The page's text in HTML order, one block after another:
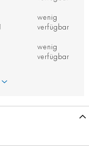
wenig
verfügbar
wenig
verfügbar